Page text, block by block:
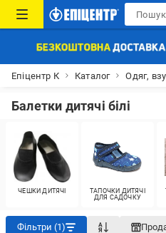
Епіцентр К Каталог Одяг,
Балетки дитячі білі
ЧЕШКИ ДИТЯЧІ
ТАПОЧКИ ДИТЯЧІ
ДЛЯ САДОЧКУ
Фільтри (1)